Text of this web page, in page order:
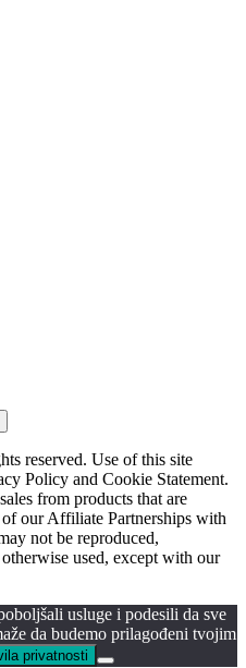
reserved. Use of this site
Policy and Cookie Statement.
from products that are
our Affiliate Partnerships with
not be reproduced,
used, except with our
usluge i podesili da sve
da budemo prilagođeni tvojim
privatnosti